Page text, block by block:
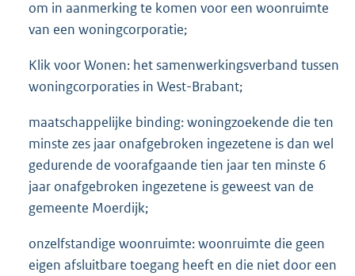
om in aanmerking te komen voor een woonruimte
van een woningcorporatie;
Klik voor Wonen: het samenwerkingsverband tussen
woningcorporaties in West-Brabant;
maatschappelijke binding: woningzoekende die ten
minste zes jaar onafgebroken ingezetene is dan wel
gedurende de voorafgaande tien jaar ten minste 6
jaar onafgebroken ingezetene is geweest van de
gemeente Moerdijk;
onzelfstandige woonruimte: woonruimte die geen
eigen afsluitbare toegang heeft en die niet door een